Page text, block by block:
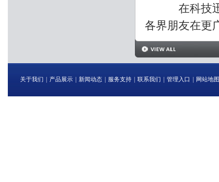
在科技迅猛
各界朋友在更
关于我们 产品展示 新闻动态 服务支持 联系我们 管理入口 网站地图